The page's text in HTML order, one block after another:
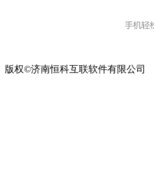
版权©济南恒科互联软件有限公司